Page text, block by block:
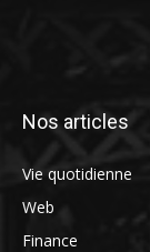
Nos articles
Vie quotidienne
Web
Finance